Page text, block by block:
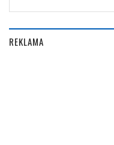
REKLAMA